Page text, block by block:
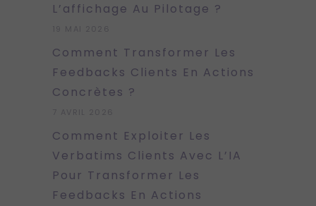
L’affichage Au Pilotage ?
Comment Transformer Les
Feedbacks Clients En Actions
Concrètes ?
Comment Exploiter Les
Verbatims Clients Avec L’IA
Pour Transformer Les
Feedbacks En Actions